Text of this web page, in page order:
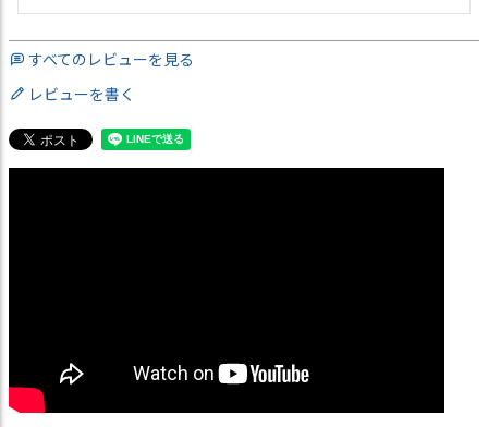
すべてのレビューを見る
レビューを書く